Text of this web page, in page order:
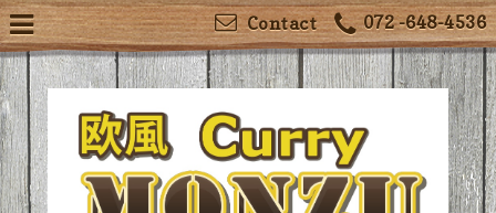
072 -648-4536
Contact